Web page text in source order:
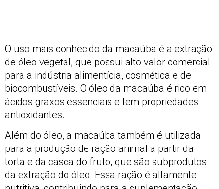
O uso mais conhecido da macaúba é a extração
de óleo vegetal, que possui alto valor comercial
para a indústria alimentícia, cosmética e de
biocombustíveis. O óleo da macaúba é rico em
ácidos graxos essenciais e tem propriedades
antioxidantes.
Além do óleo, a macaúba também é utilizada
para a produção de ração animal a partir da
torta e da casca do fruto, que são subprodutos
da extração do óleo. Essa ração é altamente